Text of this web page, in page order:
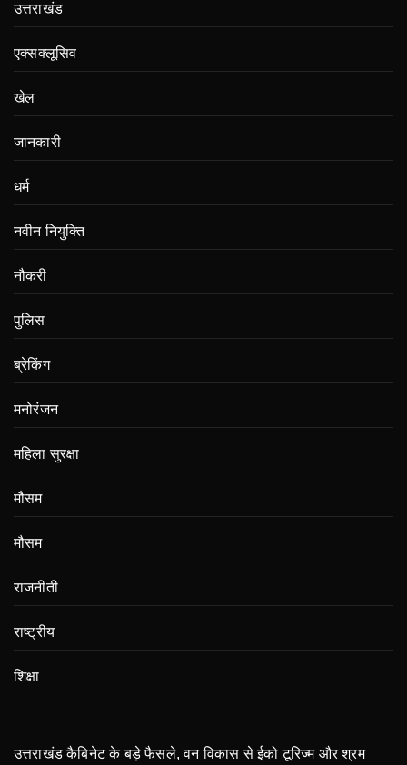
उत्तराखंड
एक्सक्लूसिव
खेल
जानकारी
धर्म
नवीन नियुक्ति
नौकरी
पुलिस
ब्रेकिंग
मनोरंजन
महिला सुरक्षा
मौसम
मौसम
राजनीती
राष्ट्रीय
शिक्षा
उत्तराखंड कैबिनेट के बड़े फैसले, वन विकास से ईको टूरिज्म और श्रम